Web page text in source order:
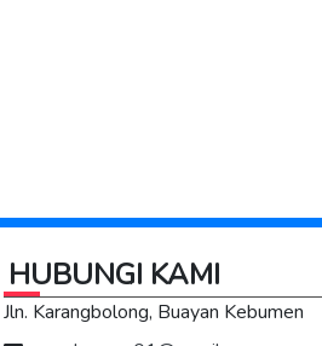
HUBUNGI KAMI
Jln. Karangbolong, Buayan Kebumen